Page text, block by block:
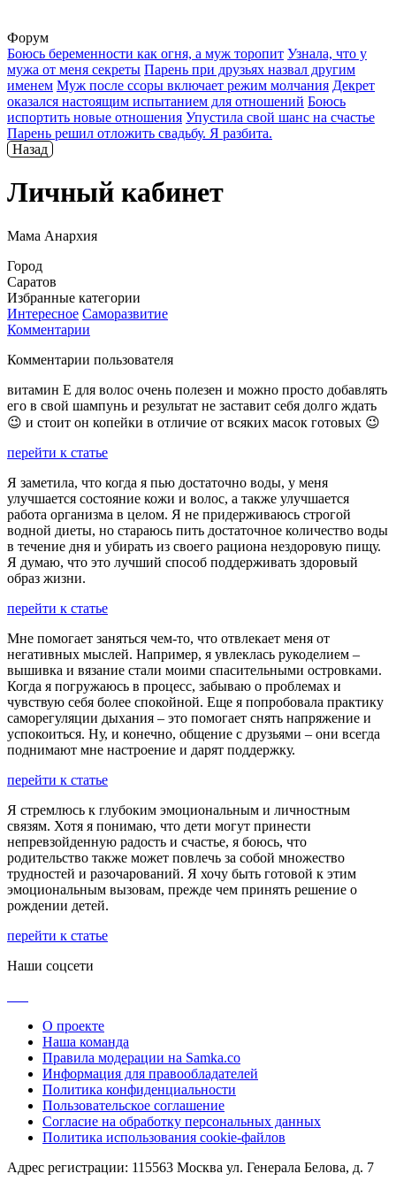
Форум
Боюсь беременности как огня, а муж торопит Узнала, что у
мужа от меня секреты Парень при друзьях назвал другим
именем Муж после ссоры включает режим молчания Декрет
оказался настоящим испытанием для отношений Боюсь
испортить новые отношения Упустила свой шанс на счастье
Парень решил отложить свадьбу. Я разбита.
Назад
Личный кабинет
Мама Анархия
Город
Саратов
Избранные категории
Интересное Саморазвитие
Комментарии
Комментарии пользователя
витамин Е для волос очень полезен и можно просто добавлять
его в свой шампунь и результат не заставит себя долго ждать
😉 и стоит он копейки в отличие от всяких масок готовых 😉
перейти к статье
Я заметила, что когда я пью достаточно воды, у меня
улучшается состояние кожи и волос, а также улучшается
работа организма в целом. Я не придерживаюсь строгой
водной диеты, но стараюсь пить достаточное количество воды
в течение дня и убирать из своего рациона нездоровую пищу.
Я думаю, что это лучший способ поддерживать здоровый
образ жизни.
перейти к статье
Мне помогает заняться чем-то, что отвлекает меня от
негативных мыслей. Например, я увлеклась рукоделием –
вышивка и вязание стали моими спасительными островками.
Когда я погружаюсь в процесс, забываю о проблемах и
чувствую себя более спокойной. Еще я попробовала практику
саморегуляции дыхания – это помогает снять напряжение и
успокоиться. Ну, и конечно, общение с друзьями – они всегда
поднимают мне настроение и дарят поддержку.
перейти к статье
Я стремлюсь к глубоким эмоциональным и личностным
связям. Хотя я понимаю, что дети могут принести
непревзойденную радость и счастье, я боюсь, что
родительство также может повлечь за собой множество
трудностей и разочарований. Я хочу быть готовой к этим
эмоциональным вызовам, прежде чем принять решение о
рождении детей.
перейти к статье
Наши соцсети
О проекте
Наша команда
Правила модерации на Samka.co
Информация для правообладателей
Политика конфиденциальности
Пользовательское соглашение
Согласие на обработку персональных данных
Политика использования cookie-файлов
Адрес регистрации: 115563 Москва ул. Генерала Белова, д. 7